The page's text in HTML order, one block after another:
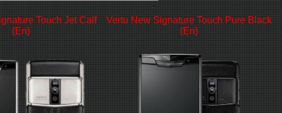
Touch Jet Calf
(En)
Vertu New Signature Touch Pure Black
(En)